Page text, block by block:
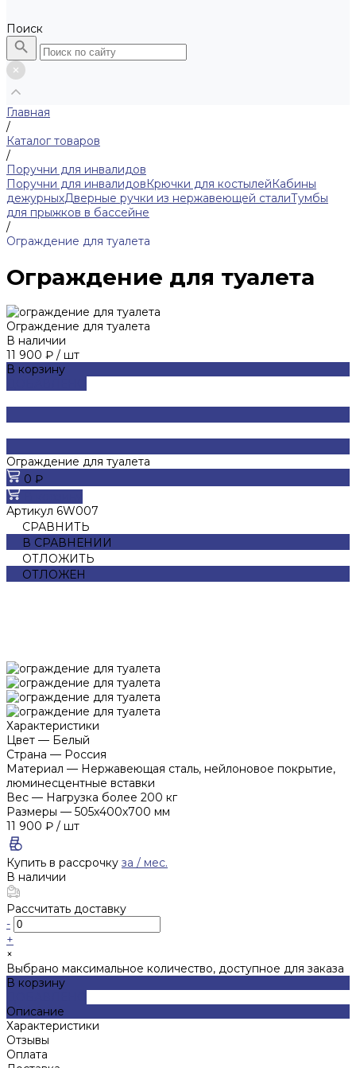
Поиск
Главная
/
Каталог товаров
/
Поручни для инвалидов
Поручни для инвалидовКрючки для костылейКабины
дежурныхДверные ручки из нержавеющей сталиТумбы
для прыжков в бассейне
/
Ограждение для туалета
Ограждение для туалета
Ограждение для туалета
В наличии
11 900 ₽ / шт
В корзину
Ограждение для туалета
0 ₽
Артикул 6W007
СРАВНИТЬ
В СРАВНЕНИИ
ОТЛОЖИТЬ
ОТЛОЖЕН
Характеристики
Цвет — Белый
Страна — Россия
Материал — Нержавеющая сталь, нейлоновое покрытие,
люминесцентные вставки
Вес — Нагрузка более 200 кг
Размеры — 505x400x700 мм
11 900 ₽ / шт
Купить в рассрочку за / мес.
В наличии
Рассчитать доставку
-
+
×
Выбрано максимальное количество, доступное для заказа
В корзину
Описание
Характеристики
Отзывы
Оплата